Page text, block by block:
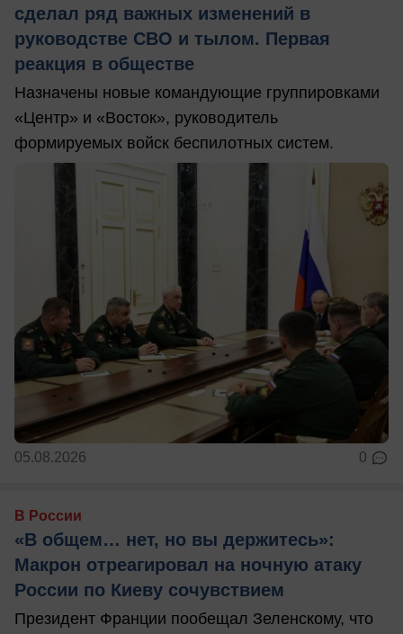
сделал ряд важных изменений в
руководстве СВО и тылом. Первая
реакция в обществе
Назначены новые командующие группировками
«Центр» и «Восток», руководитель
формируемых войск беспилотных систем.
05.08.2026 0
В России
«В общем… нет, но вы держитесь»:
Макрон отреагировал на ночную атаку
России по Киеву сочувствием
Президент Франции пообещал Зеленскому, что